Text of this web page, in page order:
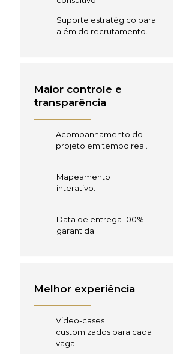
Suporte estratégico para
além do recrutamento.
Maior controle e
transparência
Acompanhamento do
projeto em tempo real.
Mapeamento
interativo.
Data de entrega 100%
garantida.
Melhor experiência
Video-cases
customizados para cada
vaga.